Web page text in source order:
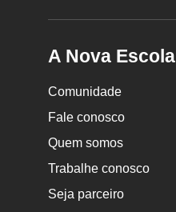
A Nova Escola
Comunidade
Fale conosco
Quem somos
Trabalhe conosco
Seja parceiro